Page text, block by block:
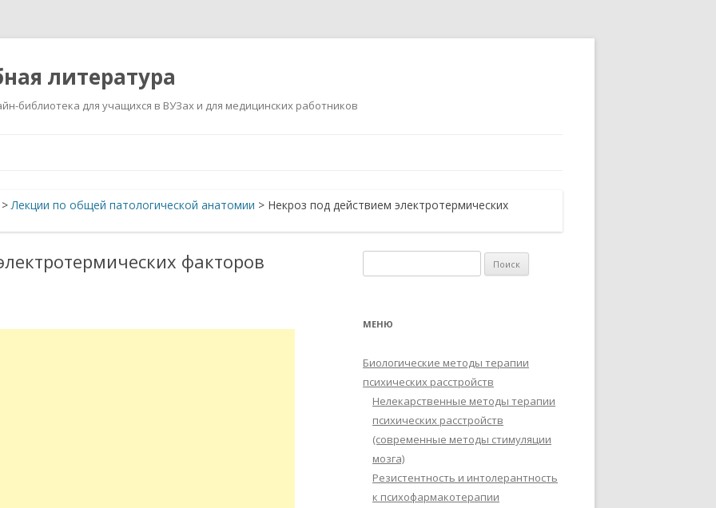
литература
библиотека для учащихся в ВУЗах и для медицинских работников
>Лекции по общей патологической анатомии > Некроз под действием электротермических
факторов
МЕНЮ
Биологические методы терапии
психических расстройств
Нелекарственные методы терапии
психических расстройств
(современные методы стимуляции
мозга)
Резистентность и интолерантность
к психофармакотерапии